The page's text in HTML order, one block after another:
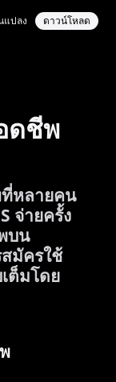
แปลง ดาวน์โหลด
ดชีพ
หลายคน
จ่ายครั้ง
บน
มัครใช้
ต็มโดย